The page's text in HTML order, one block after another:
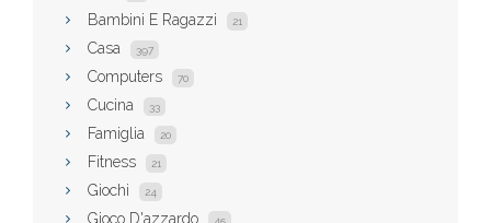
Bambini E Ragazzi 21
Casa 397
Computers 70
Cucina 33
Famiglia 20
Fitness 21
Giochi 24
Gioco D'azzardo 45